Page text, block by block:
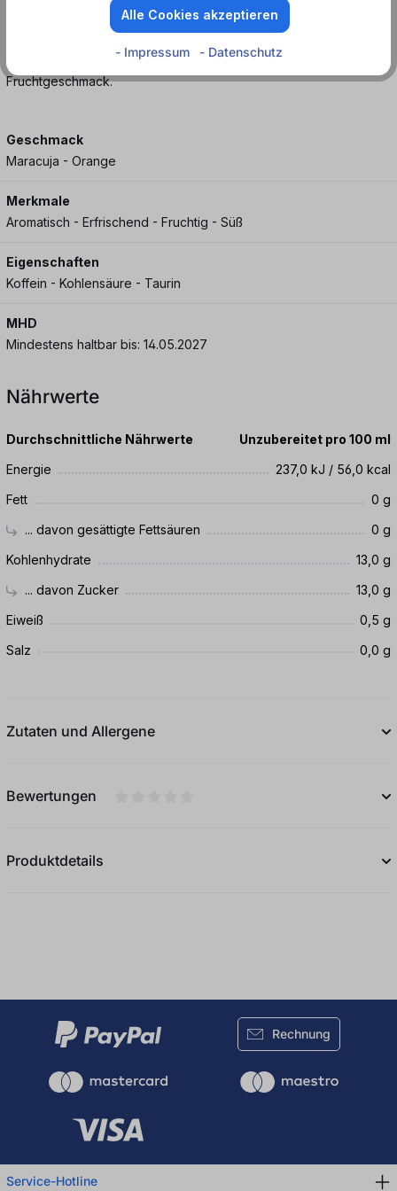
Koffeinhaltiges Erfrischungsgetränk mit exotischem
Fruchtgeschmack.
Geschmack
Maracuja - Orange
Merkmale
Aromatisch - Erfrischend - Fruchtig - Süß
Eigenschaften
Koffein - Kohlensäure - Taurin
MHD
Mindestens haltbar bis: 14.05.2027
Nährwerte
Durchschnittliche Nährwerte
Unzubereitet pro 100 ml
Energie
237,0 kJ / 56,0 kcal
Fett
0 g
... davon gesättigte Fettsäuren
0 g
Kohlenhydrate
13,0 g
... davon Zucker
13,0 g
Eiweiß
0,5 g
Salz
0,0 g
Zutaten und Allergene
Bewertungen
Produktdetails
Rechnung
Service-Hotline
Alle Cookies akzeptieren
- Impressum - Datenschutz